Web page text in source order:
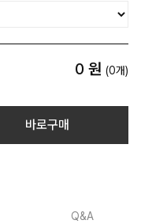
0 원 (0개)
바로구매
Q&A